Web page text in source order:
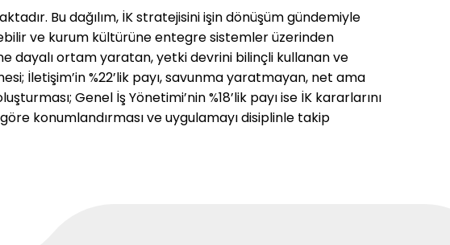
sistemler, yöneticilerin günlük kararlarına
oluşturur.
Bu dağılım, İK stratejisini işin dönüşüm gündemiyle
ve kurum kültürüne entegre sistemler üzerinden
dayalı ortam yaratan, yetki devrini bilinçli kullanan ve
İletişim’in %22’lik payı, savunma yaratmayan, net ama
Genel İş Yönetimi’nin %18’lik payı ise İK kararlarını
konumlandırması ve uygulamayı disiplinle takip